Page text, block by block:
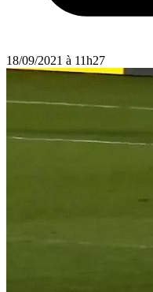
18/09/2021 à 11h27